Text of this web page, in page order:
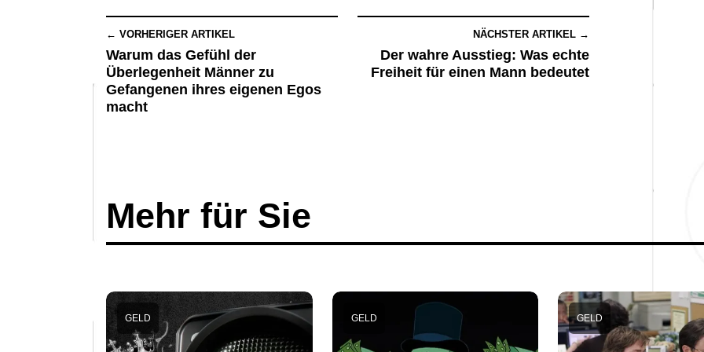
← VORHERIGER ARTIKEL
Warum das Gefühl der
Überlegenheit Männer zu
Gefangenen ihres eigenen Egos
macht
NÄCHSTER ARTIKEL →
Der wahre Ausstieg: Was echte
Freiheit für einen Mann bedeutet
Mehr für Sie
GELD GELD GELD